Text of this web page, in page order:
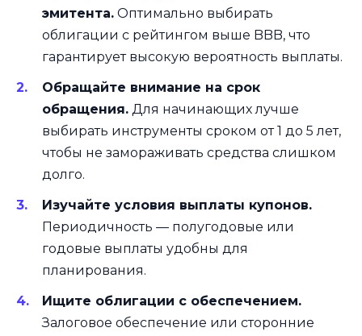
эмитента. Оптимально выбирать
облигации с рейтингом выше BBB, что
гарантирует высокую вероятность выплаты.
Обращайте внимание на срок
обращения. Для начинающих лучше
выбирать инструменты сроком от 1 до 5 лет,
чтобы не замораживать средства слишком
долго.
Изучайте условия выплаты купонов.
Периодичность — полугодовые или
годовые выплаты удобны для
планирования.
Ищите облигации с обеспечением.
Залоговое обеспечение или сторонние